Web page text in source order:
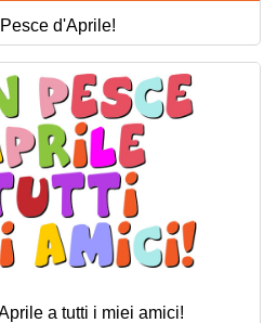
d'Aprile!
a tutti i miei amici!